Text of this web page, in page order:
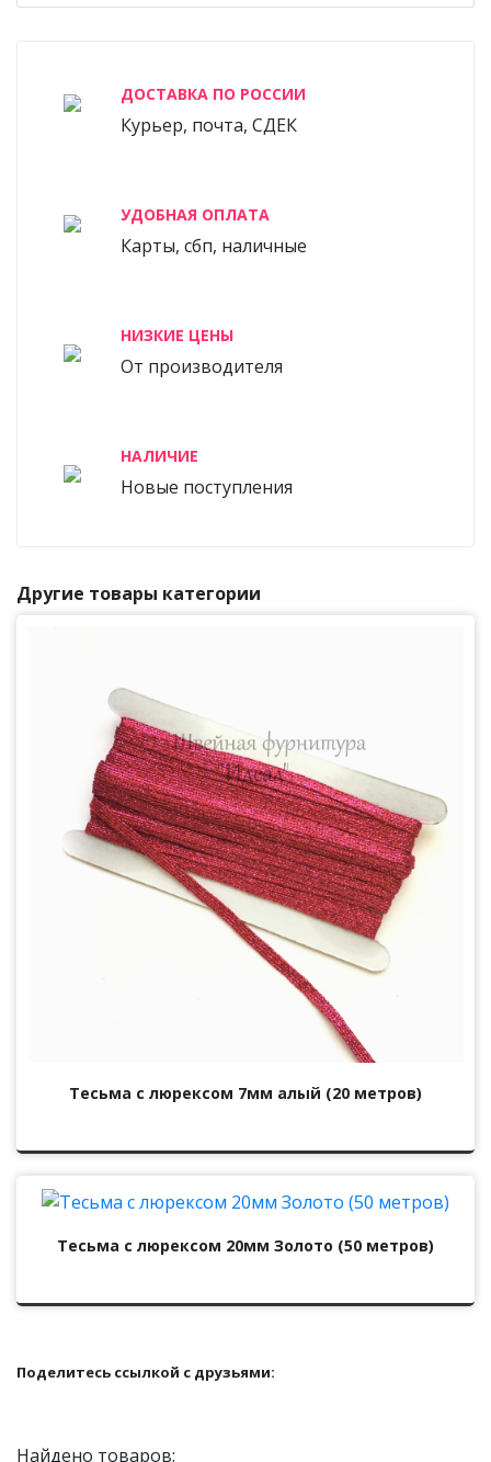
ДОСТАВКА ПО РОССИИ
Курьер, почта, СДЕК
УДОБНАЯ ОПЛАТА
Карты, сбп, наличные
НИЗКИЕ ЦЕНЫ
От производителя
НАЛИЧИЕ
Новые поступления
Другие товары категории
Тесьма с люрексом 7мм алый (20 метров)
Тесьма с люрексом 20мм Золото (50 метров)
Поделитесь ссылкой с друзьями:
Найдено товаров: